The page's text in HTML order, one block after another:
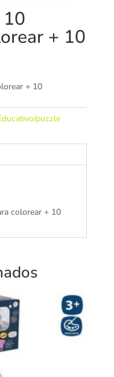
+ 10
+ 10
puzzle
colorear + 10